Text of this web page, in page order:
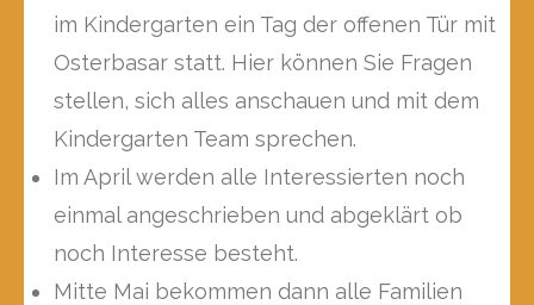
im Kindergarten ein Tag der offenen Tür mit
Osterbasar statt. Hier können Sie Fragen
stellen, sich alles anschauen und mit dem
Kindergarten Team sprechen.
Im April werden alle Interessierten noch
einmal angeschrieben und abgeklärt ob
noch Interesse besteht.
Mitte Mai bekommen dann alle Familien